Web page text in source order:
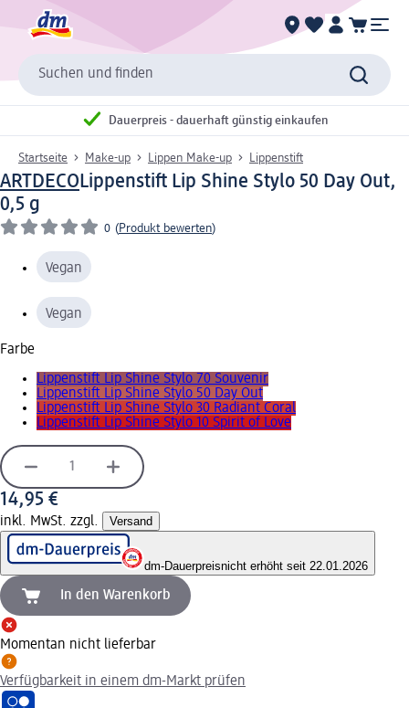
Suchen und finden
Dauerpreis - dauerhaft günstig einkaufen
Startseite Make-up Lippen Make-up Lippenstift
ARTDECOLippenstift Lip Shine Stylo 50 Day Out,
0,5 g
0 (Produkt bewerten)
Vegan
Vegan
Farbe
Lippenstift Lip Shine Stylo 70 Souvenir
Lippenstift Lip Shine Stylo 50 Day Out
Lippenstift Lip Shine Stylo 30 Radiant Coral
Lippenstift Lip Shine Stylo 10 Spirit of Love
14,95 €
inkl. MwSt. zzgl. Versand
dm-Dauerpreisnicht erhöht seit 22.01.2026
In den Warenkorb
Momentan nicht lieferbar
Verfügbarkeit in einem dm-Markt prüfen